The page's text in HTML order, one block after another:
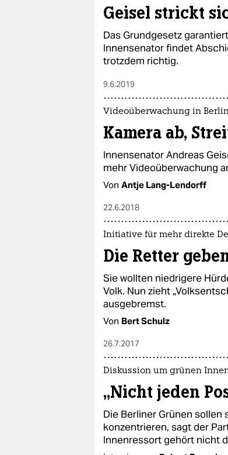
Geisel strickt
Das Grundgesetz
Innensenator findet
trotzdem richtig.
9.6.2019
Videoüberwachung in
Kamera ab,
Innensenator Andreas
mehr Videoüberwachung
Von Antje Lang-Lendorff
22.6.2018
Initiative für mehr direkte
Die Retter
Sie wollten niedrigere
Volk. Nun zieht
ausgebremst​.
Von Bert Schulz
26.7.2017
Diskussion um grünen
„Nicht jeden
Die Berliner Grünen
konzentrieren, sagt der
Innenressort gehört nicht